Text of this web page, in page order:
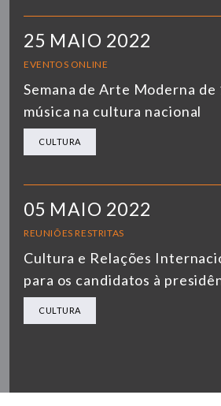
25 MAIO 2022
EVENTOS ONLINE
Semana de Arte Moderna de
música na cultura nacional
CULTURA
05 MAIO 2022
REUNIÕES RESTRITAS
Cultura e Relações
para os candidatos à
CULTURA